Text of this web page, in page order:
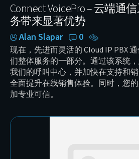
Connect VoicePro – 云端通
务带来显著优势
Alan Slapar 0
现在，先进而灵活的 Cloud IP PBX
们整体服务的一部分。通过该系统
我们的呼叫中心，并加快在支持和
全面提升在线销售体验。同时，您
加专业可信。